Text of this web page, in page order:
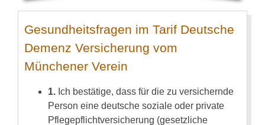
Gesundheitsfragen im Tarif Deutsche
Demenz Versicherung vom
Münchener Verein
1. Ich bestätige, dass für die zu versichernde
Person eine deutsche soziale oder private
Pflegepflichtversicherung (gesetzliche